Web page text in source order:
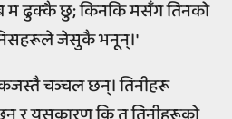
म ढुक्कै छु; किनकि मसँग तिनको
जेसुकै भनून्।'
चञ्चल छन्। तिनीहरू